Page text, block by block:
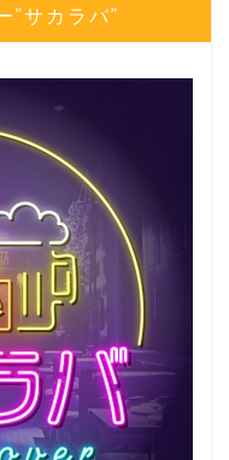
”サカラバ”